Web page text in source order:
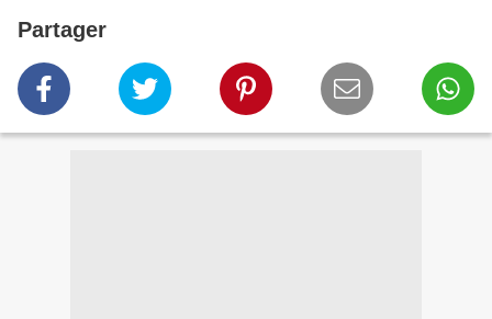
Partager